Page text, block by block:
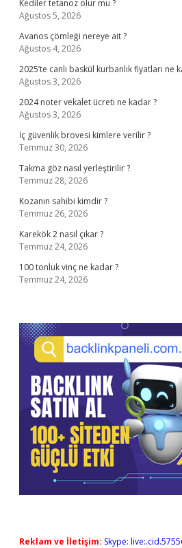
Kediler tetanoz olur mu ?
Ağustos 5, 2026
Avanos çömleği nereye ait ?
Ağustos 4, 2026
2025’te canlı baskül kurbanlık fiyatları ne
Ağustos 3, 2026
2024 noter vekalet ücreti ne kadar ?
Ağustos 3, 2026
İç güvenlik brovesi kimlere verilir ?
Temmuz 30, 2026
Takma göz nasıl yerleştirilir ?
Temmuz 28, 2026
Kozanın sahibi kimdir ?
Temmuz 26, 2026
Karekök 2 nasıl çıkar ?
Temmuz 24, 2026
100 tonluk vinç ne kadar ?
Temmuz 24, 2026
Reklam ve İletişim: Skype: